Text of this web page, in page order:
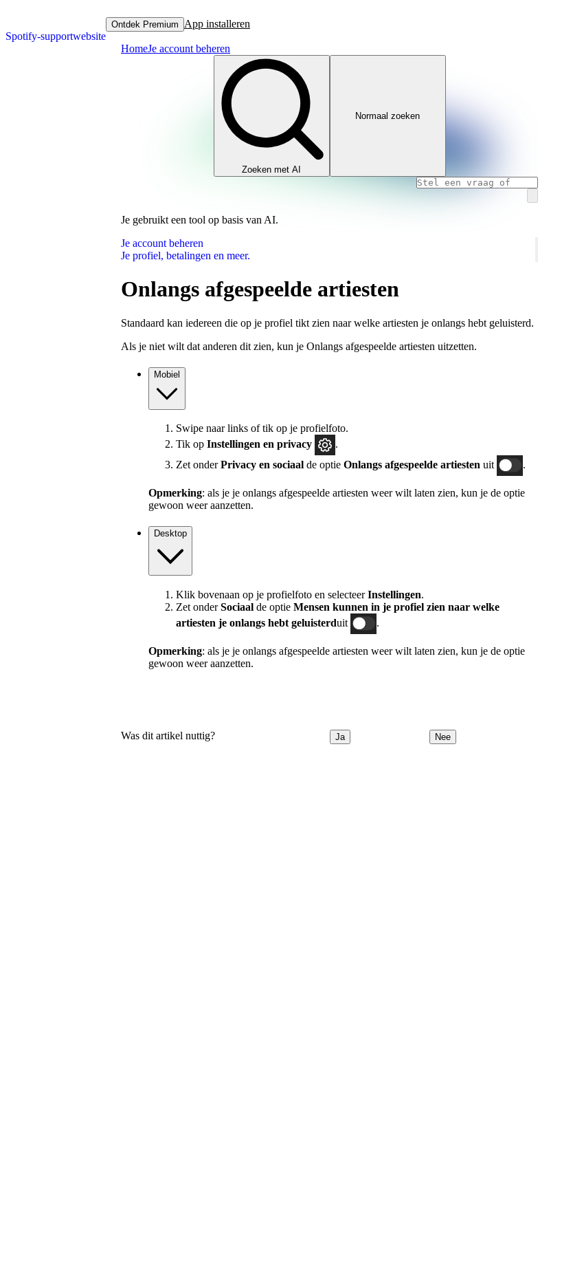
Spotify-supportwebsite
Ontdek Premium App installeren
HomeJe account beheren
Zoeken met AI
Normaal zoeken
Je gebruikt een tool op basis van AI.
Je account beheren
Je profiel, betalingen en meer.
Onlangs afgespeelde artiesten
Standaard kan iedereen die op je profiel tikt zien naar welke artiesten je onlangs hebt geluisterd.
Als je niet wilt dat anderen dit zien, kun je Onlangs afgespeelde artiesten uitzetten.
Mobiel
Swipe naar links of tik op je profielfoto.
Tik op Instellingen en privacy
.
Zet onderPrivacy en sociaal de optie Onlangs afgespeelde artiesten uit .
Opmerking: als je je onlangs afgespeelde artiesten weer wilt laten zien, kun je de optie
gewoon weer aanzetten.
Desktop
Klik bovenaan op je profielfoto en selecteerInstellingen.
Zet onderSociaal de optie Mensen kunnen in je profiel zien naar welke
artiesten je onlangs hebt geluisterduit .
Opmerking: als je je onlangs afgespeelde artiesten weer wilt laten zien, kun je de optie
gewoon weer aanzetten.
Was dit artikel nuttig? Ja Nee